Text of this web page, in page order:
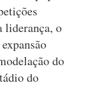
liderança, o
do
do